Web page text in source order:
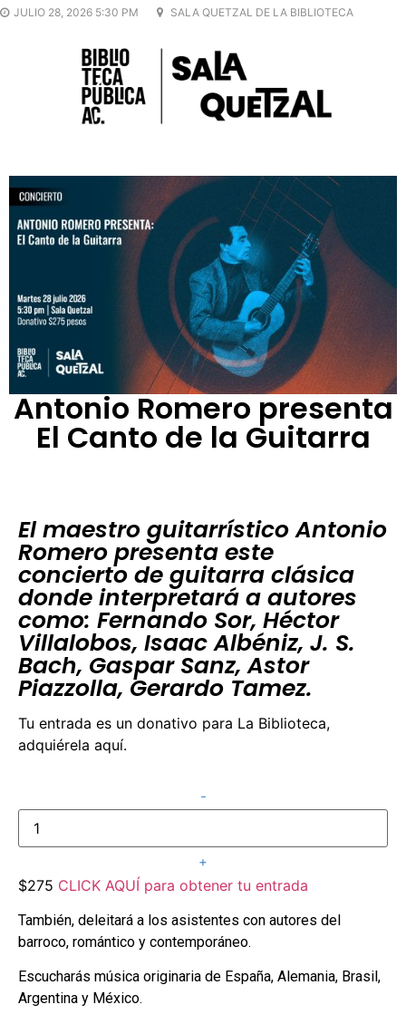
JULIO 28, 2026 5:30 PM SALA QUETZAL DE LA BIBLIOTECA
Antonio Romero presenta
El Canto de la Guitarra
El maestro guitarrístico Antonio
Romero presenta este
concierto de guitarra clásica
donde interpretará a autores
como: Fernando Sor, Héctor
Villalobos, Isaac Albéniz, J. S.
Bach, Gaspar Sanz, Astor
Piazzolla, Gerardo Tamez.
Tu entrada es un donativo para La Biblioteca,
adquiérela aquí.
$275 CLICK AQUÍ para obtener tu entrada
También, deleitará a los asistentes con autores del
barroco, romántico y contemporáneo.
Escucharás música originaria de España, Alemania, Brasil,
Argentina y México.